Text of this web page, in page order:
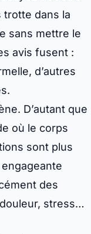
trotte dans la
sans mettre le
avis fusent :
d’autres
D’autant que
où le corps
sont plus
des
stress…